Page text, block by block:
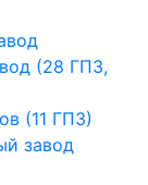
(28 ГПЗ,
(11 ГПЗ)
завод